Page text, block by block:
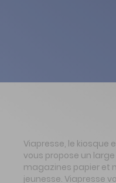
Viapresse, le kiosque
vous propose un
magazines papier et
jeunesse. Viapresse